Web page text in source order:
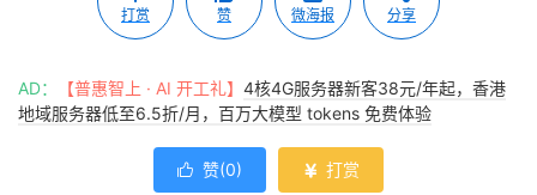
打赏 赞 微海报 分享
AD： 【普惠智上 · AI 开工礼】 4核4G服务器新客38元/年起，香港
地域服务器低至6.5折/月，百万大模型 tokens 免费体验
 赞(0)  打赏